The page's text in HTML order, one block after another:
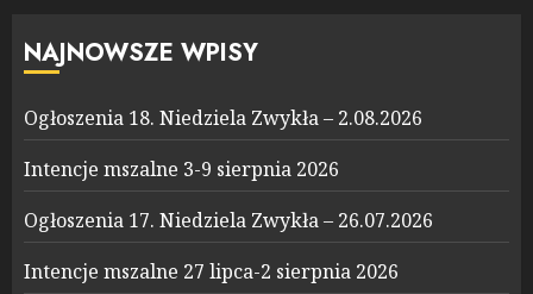
NAJNOWSZE WPISY
Ogłoszenia 18. Niedziela Zwykła – 2.08.2026
Intencje mszalne 3-9 sierpnia 2026
Ogłoszenia 17. Niedziela Zwykła – 26.07.2026
Intencje mszalne 27 lipca-2 sierpnia 2026